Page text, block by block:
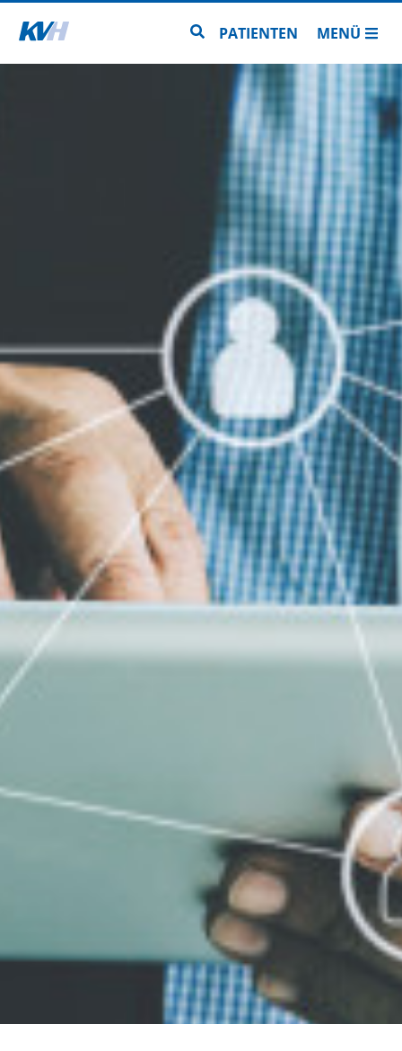
Zur Startseite Zur Seitensuche
PATIENTEN MENÜ